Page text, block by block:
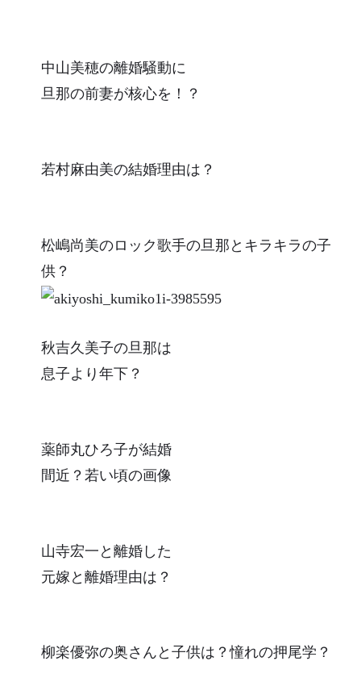
中山美穂の離婚騒動に
旦那の前妻が核心を！？
若村麻由美の結婚理由は？
松嶋尚美のロック歌手の旦那とキラキラの子
供？
秋吉久美子の旦那は
息子より年下？
薬師丸ひろ子が結婚
間近？若い頃の画像
山寺宏一と離婚した
元嫁と離婚理由は？
柳楽優弥の奥さんと子供は？憧れの押尾学？